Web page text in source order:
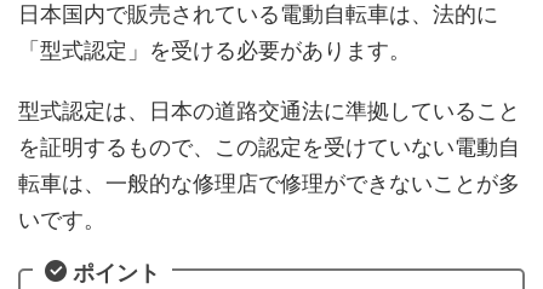
日本国内で販売されている電動自転車は、法的に
「型式認定」を受ける必要があります。
型式認定は、日本の道路交通法に準拠していること
を証明するもので、この認定を受けていない電動自
転車は、一般的な修理店で修理ができないことが多
いです。
ポイント